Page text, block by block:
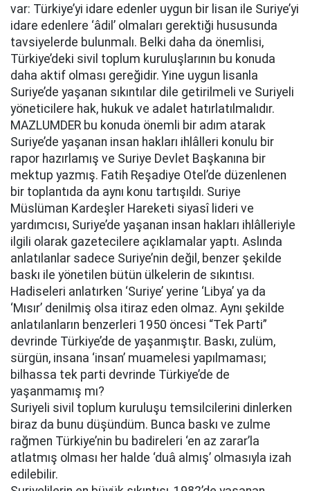
var: Türkiye’yi idare edenler uygun bir lisan ile Suriye’yi
idare edenlere ‘âdil’ olmaları gerektiği hususunda
tavsiyelerde bulunmalı. Belki daha da önemlisi,
Türkiye’deki sivil toplum kuruluşlarının bu konuda
daha aktif olması gereğidir. Yine uygun lisanla
Suriye’de yaşanan sıkıntılar dile getirilmeli ve Suriyeli
yöneticilere hak, hukuk ve adalet hatırlatılmalıdır.
MAZLUMDER bu konuda önemli bir adım atarak
Suriye’de yaşanan insan hakları ihlâlleri konulu bir
rapor hazırlamış ve Suriye Devlet Başkanına bir
mektup yazmış. Fatih Reşadiye Otel’de düzenlenen
bir toplantıda da aynı konu tartışıldı. Suriye
Müslüman Kardeşler Hareketi siyasî lideri ve
yardımcısı, Suriye’de yaşanan insan hakları ihlâlleriyle
ilgili olarak gazetecilere açıklamalar yaptı. Aslında
anlatılanlar sadece Suriye’nin değil, benzer şekilde
baskı ile yönetilen bütün ülkelerin de sıkıntısı.
Hadiseleri anlatırken ‘Suriye’ yerine ‘Libya’ ya da
‘Mısır’ denilmiş olsa itiraz eden olmaz. Aynı şekilde
anlatılanların benzerleri 1950 öncesi “Tek Parti”
devrinde Türkiye’de de yaşanmıştır. Baskı, zulüm,
sürgün, insana ‘insan’ muamelesi yapılmaması;
bilhassa tek parti devrinde Türkiye’de de
yaşanmamış mı?
Suriyeli sivil toplum kuruluşu temsilcilerini dinlerken
biraz da bunu düşündüm. Bunca baskı ve zulme
rağmen Türkiye’nin bu badireleri ‘en az zarar’la
atlatmış olması her halde ‘duâ almış’ olmasıyla izah
edilebilir.